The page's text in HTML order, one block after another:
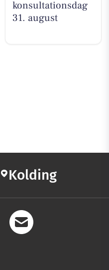
konsultationsdag
31. august
Kolding